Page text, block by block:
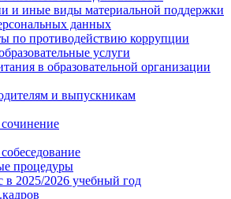
и иные виды материальной поддержки
данных
по противодействию коррупции
услуги
в образовательной организации
и выпускникам
процедуры
в 2025/2026 учебный год